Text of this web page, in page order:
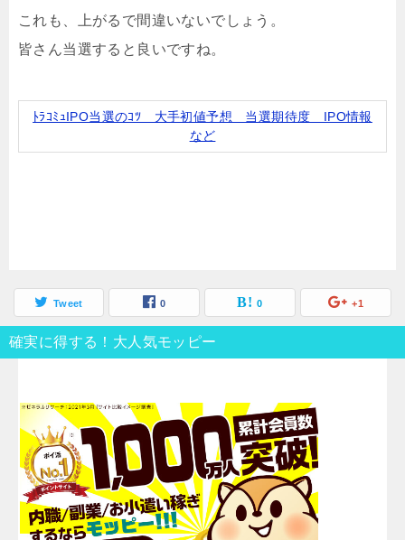
これも、上がるで間違いないでしょう。
皆さん当選すると良いですね。
ﾄﾗｺﾐｭIPO当選のｺﾂ 大手初値予想 当選期待度 IPO情報
など
Tweet 0 0 +1
確実に得する！大人気モッピー